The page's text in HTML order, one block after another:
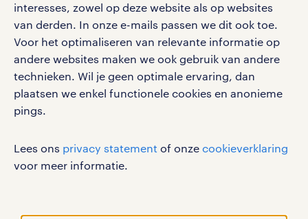
interesses, zowel op deze website als op websites
van derden. In onze e-mails passen we dit ook toe.
Voor het optimaliseren van relevante informatie op
andere websites maken we ook gebruik van andere
technieken. Wil je geen optimale ervaring, dan
plaatsen we enkel functionele cookies en anonieme
pings.
Lees ons privacy statement of onze cookieverklaring
voor meer informatie.
werken bij randstad
gebruikersvoorwaarden
privacystatement
cookies